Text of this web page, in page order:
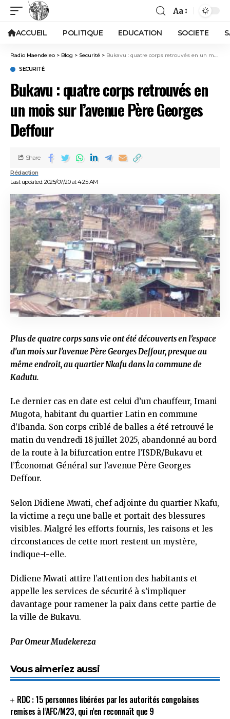
Aa
ACCUEIL POLITIQUE EDUCATION SOCIETE
Radio Maendeleo > Blog > Securité > Bukavu : quatre corps retrouvés en un mois sur l’avenue Père Georges Deffour
SECURITÉ
Bukavu : quatre corps retrouvés en
un mois sur l’avenue Père Georges
Deffour
Last updated: 2025/07/20 at 4:25 AM
Rédaction
Share
Plus de quatre corps sans vie ont été découverts en l’espace
d’un mois sur l’avenue Père Georges Deffour, presque au
même endroit, au quartier Nkafu dans la commune de
Kadutu.
Le dernier cas en date est celui d’un chauffeur, Imani
Mugota, habitant du quartier Latin en commune
d’Ibanda. Son corps criblé de balles a été retrouvé le
matin du vendredi 18 juillet 2025, abandonné au bord
de la route à la bifurcation entre l’ISDR/Bukavu et
l’Économat Général sur l’avenue Père Georges
Deffour.
Selon Didiene Mwati, chef adjointe du quartier Nkafu,
la victime a reçu une balle et portait des blessures
visibles. Malgré les efforts fournis, les raisons et les
circonstances de cette mort restent un mystère,
indique-t-elle.
Didiene Mwati attire l’attention des habitants et
appelle les services de sécurité à s’impliquer
davantage pour ramener la paix dans cette partie de
la ville de Bukavu.
Par Omeur Mudekereza
Vous aimeriez aussi
RDC : 15 personnes libérées par les autorités congolaises
remises à l’AFC/M23, qui n’en reconnaît que 9